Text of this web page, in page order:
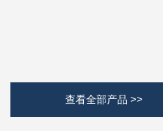
查看全部产品 >>